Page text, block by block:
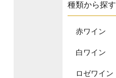
種類から探す
赤ワイン
白ワイン
ロゼワイン